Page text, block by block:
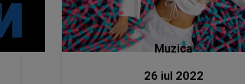
Muzica
26 iul 2022